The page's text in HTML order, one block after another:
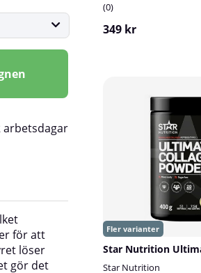
arbetsdagar
0
349 kr
Star Nutrition
för att
löser
gör det
använda det på det sätt
Doseringsanvisning: